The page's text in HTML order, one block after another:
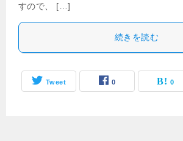
すので、 […]
続きを読む
Tweet 0 0